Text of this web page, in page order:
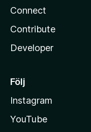
Connect
Contribute
Developer
Följ
Instagram
YouTube